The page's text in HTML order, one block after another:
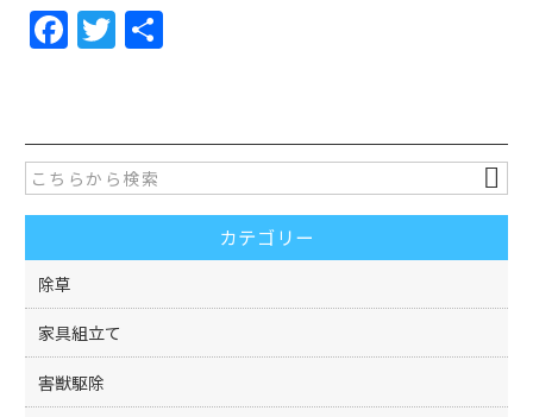
F
a
e
b
o
o
k
T
w
er
カテゴリー
除草
家具組立て
害獣駆除